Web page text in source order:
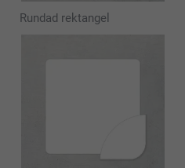
Rundad rektangel